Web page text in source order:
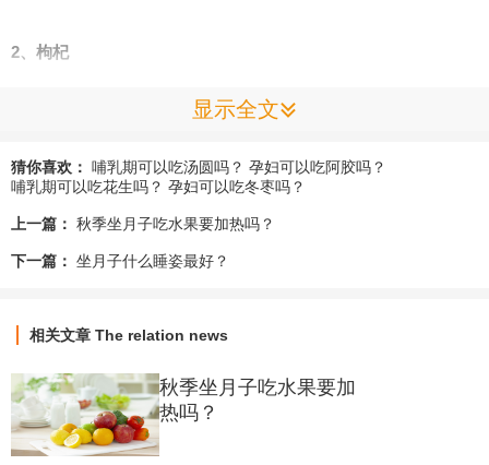
显示全文
2、枸杞
枸杞在中式中被视为补血养颜的食材，适合产后妈妈补气血。枸
免疫力。
富的膳食纤维还能帮助改善便秘，调理肠胃，适合产后恢复期食
4、鸡蛋
猜你喜欢： 哺乳期可以吃汤圆吗？ 孕妇可以吃阿胶吗？
哺乳期可以吃花生吗？ 孕妇可以吃冬枣吗？
上一篇： 秋季坐月子吃水果要加热吗？
下一篇： 坐月子什么睡姿最好？
相关文章 The relation news
秋季坐月子吃水果要加
热吗？